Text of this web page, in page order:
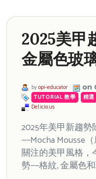
2025美甲
金屬色玻
byopi-educator on
TUTORIAL 教學 , 精選
Del.icio.us
2025年美甲新趨
——Mocha Mousse
關注的美甲風格，
勢——格紋, 金屬色和